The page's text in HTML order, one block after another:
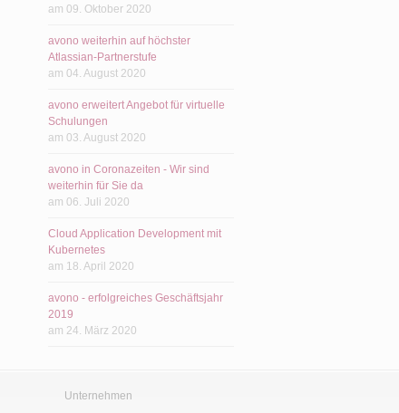
am 09. Oktober 2020
avono weiterhin auf höchster
Atlassian-Partnerstufe
am 04. August 2020
avono erweitert Angebot für virtuelle
Schulungen
am 03. August 2020
avono in Coronazeiten - Wir sind
weiterhin für Sie da
am 06. Juli 2020
Cloud Application Development mit
Kubernetes
am 18. April 2020
avono - erfolgreiches Geschäftsjahr
2019
am 24. März 2020
Unternehmen